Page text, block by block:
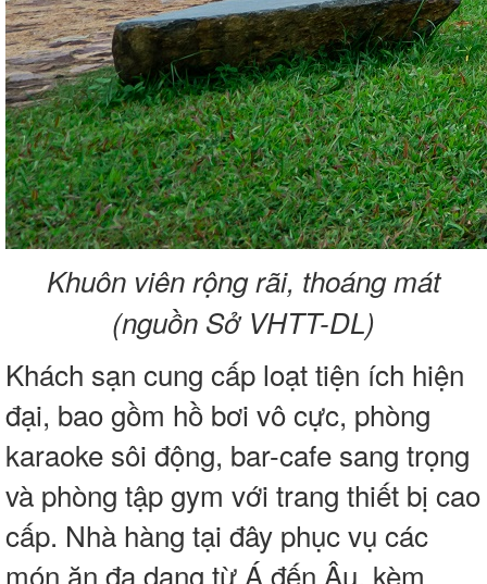
Khuôn viên rộng rãi, thoáng mát
(nguồn Sở VHTT-DL)
Khách sạn cung cấp loạt tiện ích hiện
đại, bao gồm hồ bơi vô cực, phòng
karaoke sôi động, bar-cafe sang trọng
và phòng tập gym với trang thiết bị cao
cấp. Nhà hàng tại đây phục vụ các
món ăn đa dạng từ Á đến Âu, kèm